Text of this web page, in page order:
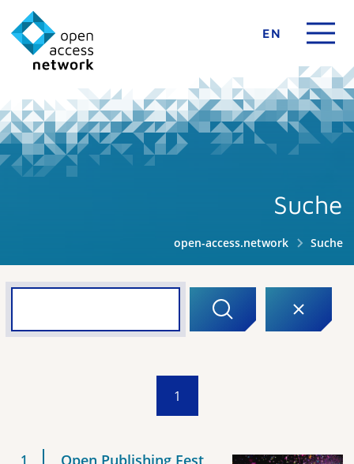
EN
Suche
open-access.network Suche
1
Open Publishing Fest